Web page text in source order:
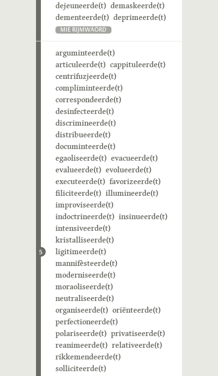
dejeuneerde(t) demaskeerde(t)
dementeerde(t) deprimeerde(t)
MIE RIJMWÄÖRD
5
arguminteerde(t)
articuleerde(t) cappituleerde(t)
centrifuzjeerde(t)
compliminteerde(t)
correspondeerde(t)
desinfecteerde(t)
discrimineerde(t)
distribueerde(t)
documinteerde(t)
egaoliseerde(t) evacueerde(t)
evalueerde(t) evolueerde(t)
executeerde(t) favorizeerde(t)
filiciteerde(t) illumineerde(t)
improviseerde(t)
indoctrineerde(t) insinueerde(t)
intensiveerde(t)
kristalliseerde(t)
ligitimeerde(t)
mannifèsteerde(t)
moderniseerde(t)
moraoliseerde(t)
neutraliseerde(t)
organiseerde(t) oriënteerde(t)
perfectioneerde(t)
polariseerde(t) privatiseerde(t)
reanimeerde(t) relativeerde(t)
rikkemendeerde(t)
solliciteerde(t)